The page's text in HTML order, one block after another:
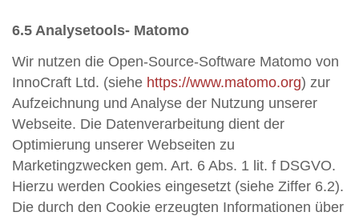
6.5 Analysetools- Matomo
Wir nutzen die Open-Source-Software Matomo von
InnoCraft Ltd. (siehe https://www.matomo.org) zur
Aufzeichnung und Analyse der Nutzung unserer
Webseite. Die Datenverarbeitung dient der
Optimierung unserer Webseiten zu
Marketingzwecken gem. Art. 6 Abs. 1 lit. f DSGVO.
Hierzu werden Cookies eingesetzt (siehe Ziffer 6.2).
Die durch den Cookie erzeugten Informationen über